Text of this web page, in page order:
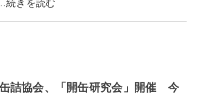
続きを読む
詰協会、「開缶研究会」開催 今